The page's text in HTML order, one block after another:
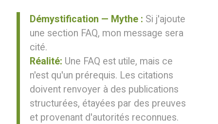
Démystification — Mythe : Si j'ajoute
une section FAQ, mon message sera
cité.
Réalité: Une FAQ est utile, mais ce
n'est qu'un prérequis. Les citations
doivent renvoyer à des publications
structurées, étayées par des preuves
et provenant d'autorités reconnues.